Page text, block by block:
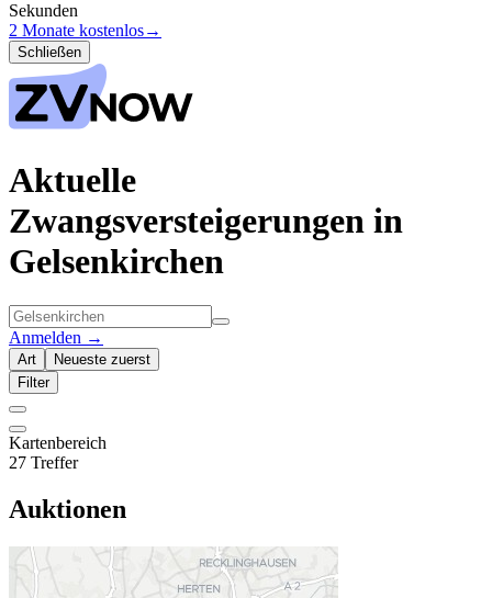
Sekunden
2 Monate kostenlos→
Schließen
Aktuelle
Zwangsversteigerungen in
Gelsenkirchen
Anmelden →
Art
Neueste zuerst
Filter
Kartenbereich
27 Treffer
Auktionen